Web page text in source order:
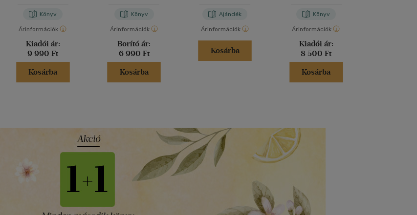
Könyv
Árinformációk
Kiadói ár:
9 990 Ft
Kosárba
Könyv
Árinformációk
Borító ár:
6 990 Ft
Kosárba
Ajándék
Árinformációk
Kosárba
Könyv
Árinformációk
Kiadói ár:
8 500 Ft
Kosárba